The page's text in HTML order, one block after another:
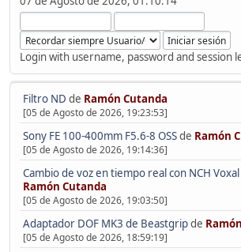
Login with username, password and session
Filtro ND de Ramón Cutanda
[05 de Agosto de 2026, 19:23:53]
Sony FE 100-400mm F5.6-8 OSSde Ramón
[05 de Agosto de 2026, 19:14:36]
Cambio de voz en tiempo real con NCH
Ramón Cutanda
[05 de Agosto de 2026, 19:03:50]
Adaptador DOF MK3 de Beastgripde
[05 de Agosto de 2026, 18:59:19]